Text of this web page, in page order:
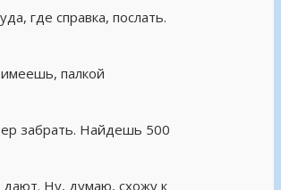
где справка, послать.
палкой
забрать. Найдешь 500
дают. Ну, думаю, схожу к